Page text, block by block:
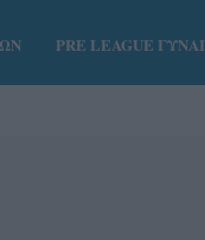
PRE LEAGUE